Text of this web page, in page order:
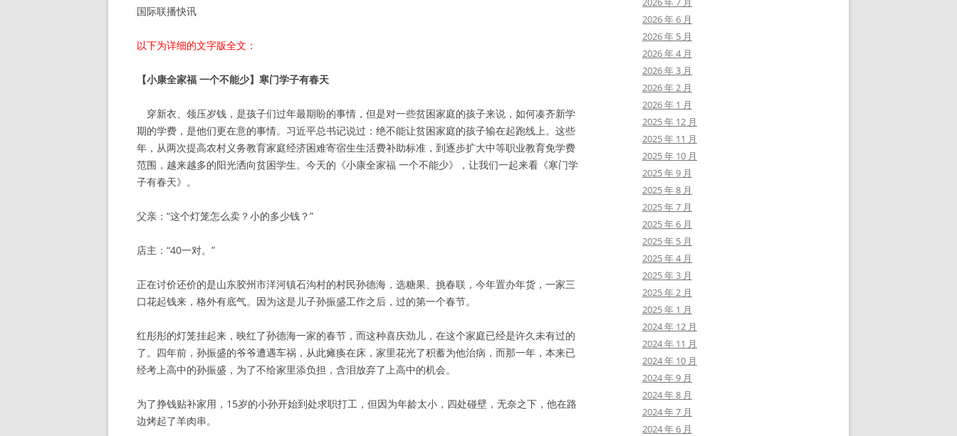
国际联播快讯
以下为详细的文字版全文：
【小康全家福 一个不能少】寒门学子有春天
穿新衣、领压岁钱，是孩子们过年最期盼的事情，但是对一些贫困家庭的孩子来说，如何凑齐新学
期的学费，是他们更在意的事情。习近平总书记说过：绝不能让贫困家庭的孩子输在起跑线上。这些
年，从两次提高农村义务教育家庭经济困难寄宿生生活费补助标准，到逐步扩大中等职业教育免学费
范围，越来越多的阳光洒向贫困学生。今天的《小康全家福 一个不能少》，让我们一起来看《寒门学
子有春天》。
父亲：“这个灯笼怎么卖？小的多少钱？”
店主：“40一对。”
正在讨价还价的是山东胶州市洋河镇石沟村的村民孙德海，选糖果、挑春联，今年置办年货，一家三
口花起钱来，格外有底气。因为这是儿子孙振盛工作之后，过的第一个春节。
红彤彤的灯笼挂起来，映红了孙德海一家的春节，而这种喜庆劲儿，在这个家庭已经是许久未有过的
了。四年前，孙振盛的爷爷遭遇车祸，从此瘫痪在床，家里花光了积蓄为他治病，而那一年，本来已
经考上高中的孙振盛，为了不给家里添负担，含泪放弃了上高中的机会。
为了挣钱贴补家用，15岁的小孙开始到处求职打工，但因为年龄太小，四处碰壁，无奈之下，他在路
边烤起了羊肉串。
2026 年 6 月
2026 年 5 月
2026 年 4 月
2026 年 3 月
2026 年 2 月
2026 年 1 月
2025 年 12 月
2025 年 11 月
2025 年 10 月
2025 年 9 月
2025 年 8 月
2025 年 7 月
2025 年 6 月
2025 年 5 月
2025 年 4 月
2025 年 3 月
2025 年 2 月
2025 年 1 月
2024 年 12 月
2024 年 11 月
2024 年 10 月
2024 年 9 月
2024 年 8 月
2024 年 7 月
2024 年 6 月